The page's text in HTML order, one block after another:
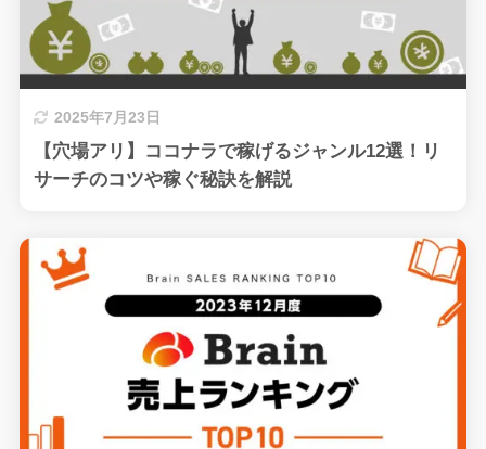
2025年7月23日
【穴場アリ】ココナラで稼げるジャンル12選！リ
サーチのコツや稼ぐ秘訣を解説